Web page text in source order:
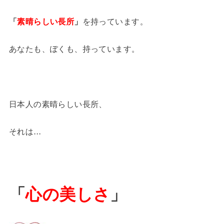
「素晴らしい長所 」 を持っています。
あなたも、ぼくも、持っています。
日本人の素晴らしい長所、
それは…
「心の美しさ 」